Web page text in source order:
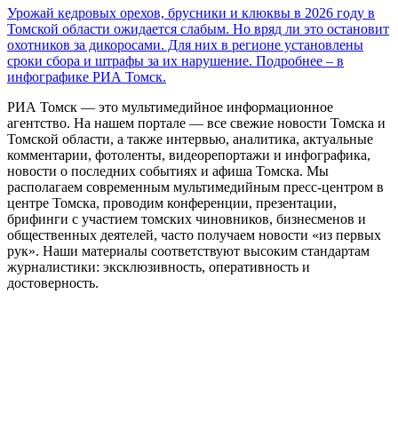
Урожай кедровых орехов, брусники и клюквы в 2026 году в
Томской области ожидается слабым. Но вряд ли это остановит
охотников за дикоросами. Для них в регионе установлены
сроки сбора и штрафы за их нарушение. Подробнее – в
инфографике РИА Томск.
РИА Томск — это мультимедийное информационное
агентство. На нашем портале — все свежие новости Томска и
Томской области, а также интервью, аналитика, актуальные
комментарии, фотоленты, видеорепортажи и инфографика,
новости о последних событиях и афиша Томска. Мы
располагаем современным мультимедийным пресс-центром в
центре Томска, проводим конференции, презентации,
брифинги с участием томских чиновников, бизнесменов и
общественных деятелей, часто получаем новости «из первых
рук». Наши материалы соответствуют высоким стандартам
журналистики: эксклюзивность, оперативность и
достоверность.